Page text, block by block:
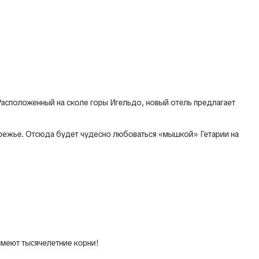
на сколе горы Игельдо, новый отель предлагает
Отсюда будет чудесно любоваться «мышкой» Гетарии на
тысячелетние корни!